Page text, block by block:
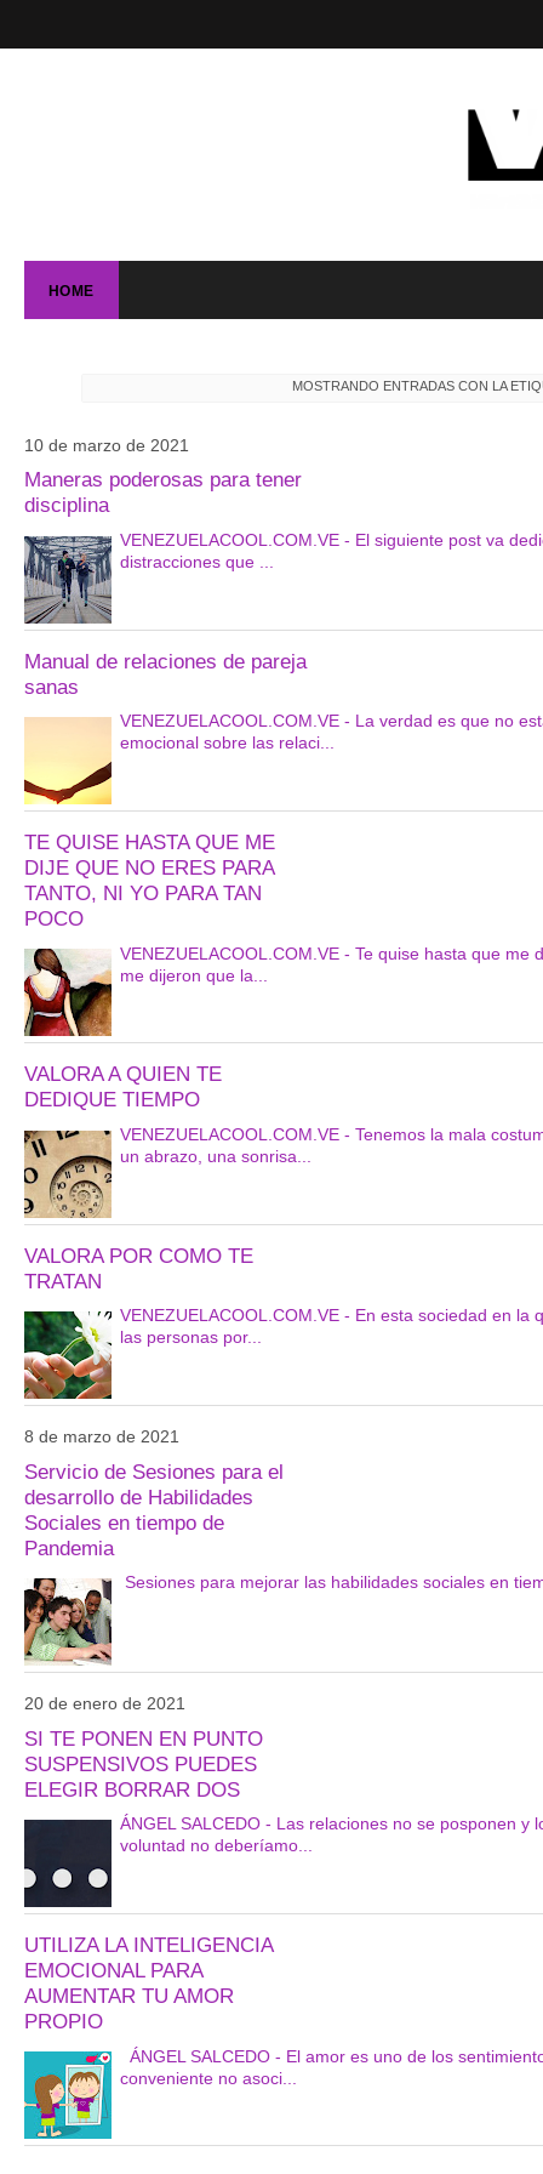
HOME
MOSTRANDO ENTRADAS CON LA
10 de marzo de 2021
Maneras poderosas para tener
disciplina
VENEZUELACOOL.COM.VE - El siguiente post va
distracciones que ...
Manual de relaciones de pareja
sanas
VENEZUELACOOL.COM.VE - La verdad es que no
emocional sobre las relaci...
TE QUISE HASTA QUE ME
DIJE QUE NO ERES PARA
TANTO, NI YO PARA TAN
POCO
VENEZUELACOOL.COM.VE - Te quise hasta que
me dijeron que la...
VALORA A QUIEN TE
DEDIQUE TIEMPO
VENEZUELACOOL.COM.VE - Tenemos la mala
un abrazo, una sonrisa...
VALORA POR COMO TE
TRATAN
VENEZUELACOOL.COM.VE - En esta sociedad en
las personas por...
8 de marzo de 2021
Servicio de Sesiones para el
desarrollo de Habilidades
Sociales en tiempo de
Pandemia
Sesiones para mejorar las habilidades sociales en
20 de enero de 2021
SI TE PONEN EN PUNTO
SUSPENSIVOS PUEDES
ELEGIR BORRAR DOS
ÁNGEL SALCEDO - Las relaciones no se posponen
voluntad no deberíamo...
UTILIZA LA INTELIGENCIA
EMOCIONAL PARA
AUMENTAR TU AMOR
PROPIO
ÁNGEL SALCEDO - El amor es uno de los
conveniente no asoci...